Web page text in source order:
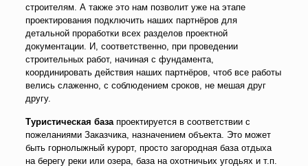
строителям. А также это нам позволит уже на этапе
проектирования подключить наших партнёров для
детальной проработки всех разделов проектной
документации. И, соответственно, при проведении
строительных работ, начиная с фундамента,
координировать действия наших партнёров, чтоб все работы
велись слаженно, с соблюдением сроков, не мешая друг
другу.
Туристическая базапроектируется в соответствии с
пожеланиями Заказчика, назначением объекта. Это может
быть горнолыжный курорт, просто загородная база отдыха
на берегу реки или озера, база на охотничьих угодьях и т.п.